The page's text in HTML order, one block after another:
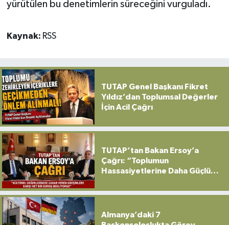
yürütülen bu denetimlerin süreceğini vurguladı.
Kaynak: RSS
TUTAP Genel Başkanı Fikret
Yıldız’dan Toplumsal Değerler
İçin Acil Çağrı
TUTAP’tan Bakan Ersoy’a
Çağrı: “Toplumun
Hassasiyetlerine Daha Güçlü
Almanya’daki 7